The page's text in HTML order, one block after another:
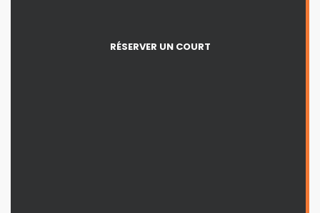
RÉSERVER UN COURT